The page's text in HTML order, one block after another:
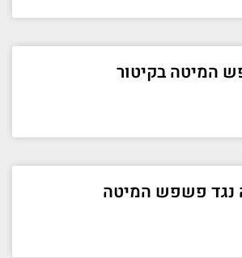
המיטה בקיטור
נגד פשפש המיטה